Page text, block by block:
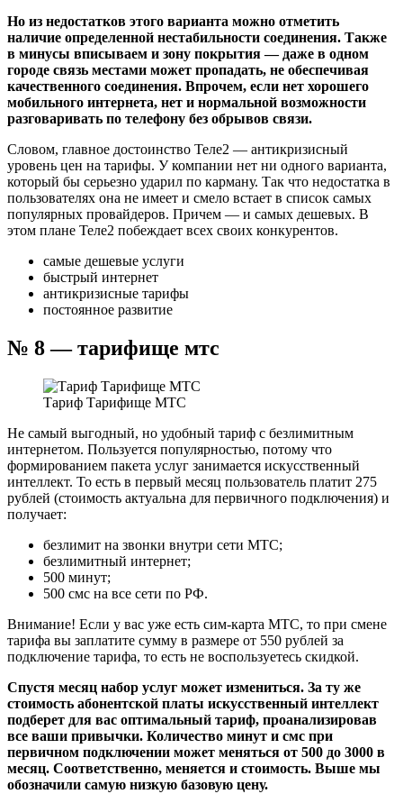
Но из недостатков этого варианта можно отметить
наличие определенной нестабильности соединения. Также
в минусы вписываем и зону покрытия — даже в одном
городе связь местами может пропадать, не обеспечивая
качественного соединения. Впрочем, если нет хорошего
мобильного интернета, нет и нормальной возможности
разговаривать по телефону без обрывов связи.
Словом, главное достоинство Теле2 — антикризисный
уровень цен на тарифы. У компании нет ни одного варианта,
который бы серьезно ударил по карману. Так что недостатка в
пользователях она не имеет и смело встает в список самых
популярных провайдеров. Причем — и самых дешевых. В
этом плане Теле2 побеждает всех своих конкурентов.
самые дешевые услуги
быстрый интернет
антикризисные тарифы
постоянное развитие
№ 8 — тарифище мтс
Тариф Тарифище МТС
Не самый выгодный, но удобный тариф с безлимитным
интернетом. Пользуется популярностью, потому что
формированием пакета услуг занимается искусственный
интеллект. То есть в первый месяц пользователь платит 275
рублей (стоимость актуальна для первичного подключения) и
получает:
безлимит на звонки внутри сети МТС;
безлимитный интернет;
500 минут;
500 смс на все сети по РФ.
Внимание! Если у вас уже есть сим-карта МТС, то при смене
тарифа вы заплатите сумму в размере от 550 рублей за
подключение тарифа, то есть не воспользуетесь скидкой.
Спустя месяц набор услуг может измениться. За ту же
стоимость абонентской платы искусственный интеллект
подберет для вас оптимальный тариф, проанализировав
все ваши привычки. Количество минут и смс при
первичном подключении может меняться от 500 до 3000 в
месяц. Соответственно, меняется и стоимость. Выше мы
обозначили самую низкую базовую цену.